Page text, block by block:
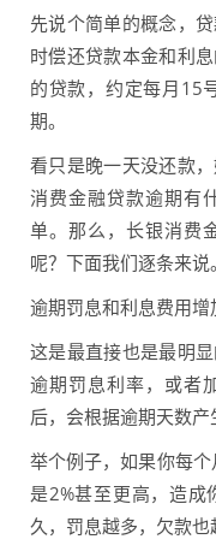
先说个简单的概念，
时偿还贷款本金和利
的贷款，约定每月15
期。
看只是晚一天没还款
消费金融贷款逾期有
单。那么，长银消费
呢？下面我们逐条来说。
逾期罚息和利息费用增
这是最直接也是最明
逾期罚息利率，或者
后，会根据逾期天数产
举个例子，如果你每
是2%甚至更高，造
久，罚息越多，欠款也